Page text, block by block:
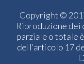
Copyright ©
Riproduzione dei
parziale o totale
dell'articolo 17